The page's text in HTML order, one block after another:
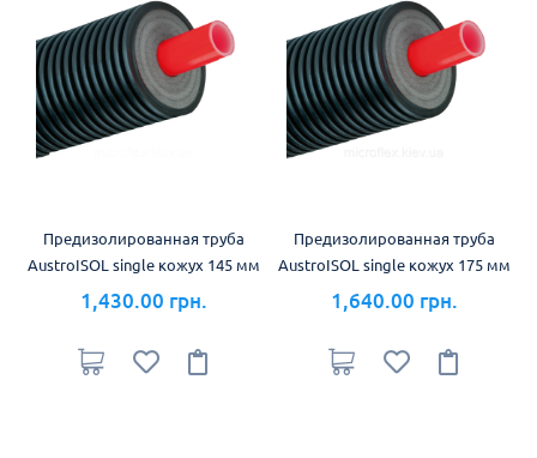
Предизолированная труба
AustroISOL single кожух 145 мм
1,430.00 грн.
Предизолированная труба
AustroISOL single кожух 175 мм
1,640.00 грн.